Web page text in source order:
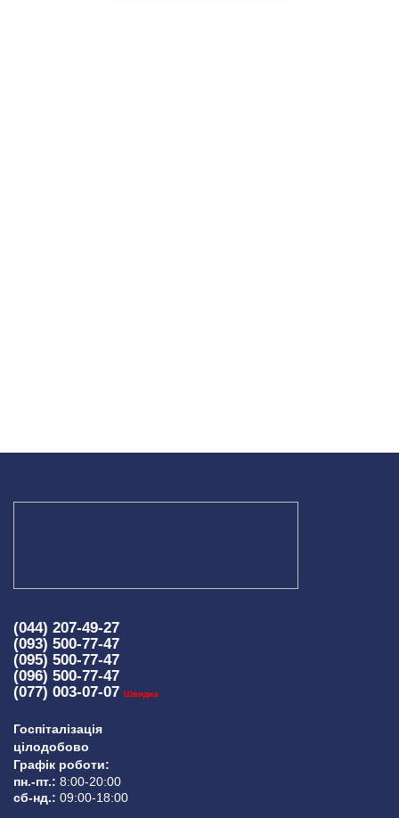
(044) 207-49-27
(093) 500-77-47
(095) 500-77-47
(096) 500-77-47
(077) 003-07-07 Швидка
Госпіталізація
цілодобово
Графік роботи:
пн.-пт.: 8:00-20:00
сб-нд.: 09:00-18:00